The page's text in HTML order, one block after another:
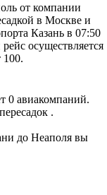
от компании
в Москве и
Казань в 07:50
осуществляется
100.
0 авиакомпаний.
.
до Неаполя вы